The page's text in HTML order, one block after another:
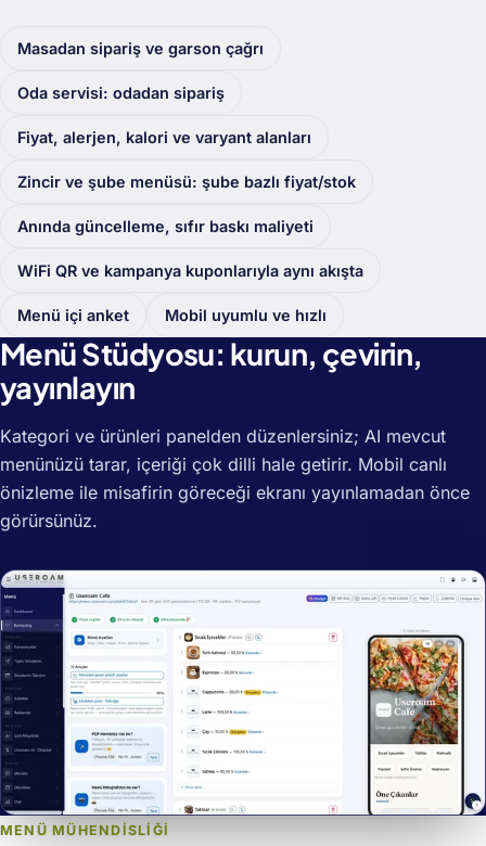
Masadan sipariş ve garson çağrı
Oda servisi: odadan sipariş
Fiyat, alerjen, kalori ve varyant alanları
Zincir ve şube menüsü: şube bazlı fiyat/stok
Anında güncelleme, sıfır baskı maliyeti
WiFi QR ve kampanya kuponlarıyla aynı akışta
Menü içi anket Mobil uyumlu ve hızlı
Menü Stüdyosu: kurun, çevirin,
yayınlayın
Kategori ve ürünleri panelden düzenlersiniz; AI mevcut
menünüzü tarar, içeriği çok dilli hale getirir. Mobil canlı
önizleme ile misafirin göreceği ekranı yayınlamadan önce
görürsünüz.
MENÜ MÜHENDİSLİĞİ